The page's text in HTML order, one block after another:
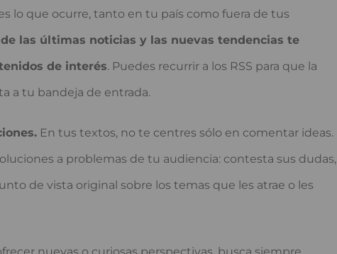
lo que ocurre, tanto en tu país como fuera de tus
las últimas noticias y las nuevas tendencias te
de interés. Puedes recurrir a los RSS para que la
a tu bandeja de entrada.
En tus textos, no te centres sólo en comentar ideas.
a problemas de tu audiencia: contesta sus dudas,
de vista original sobre los temas que les atrae o les